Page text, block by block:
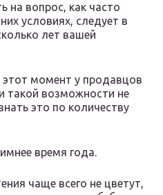
на вопрос, как часто
условиях, следует в
лет вашей
этот момент у продавцов
такой возможности не
это по количеству
время года.
чаще всего не цветут,